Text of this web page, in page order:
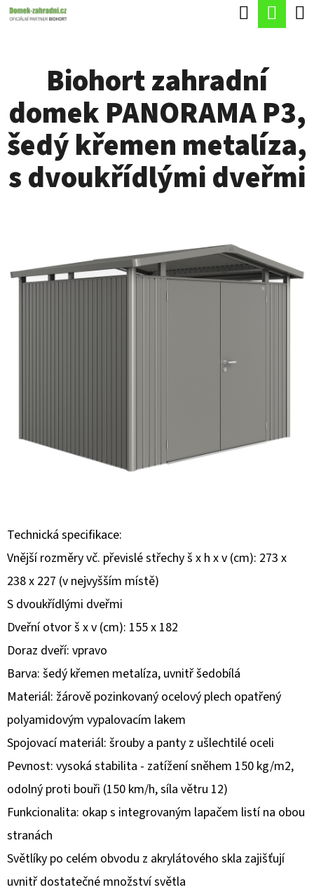
Přejít
Hledat
Biohort zahradní
domek PANORAMA P3,
šedý křemen metalíza,
s dvoukřídlými dveřmi
Technická specifikace:
Vnější rozměry vč. převislé střechy š x h x v (cm): 273 x
238 x 227 (v nejvyšším místě)
S dvoukřídlými dveřmi
Dveřní otvor š x v (cm): 155 x 182
Doraz dveří: vpravo
Barva: šedý křemen metalíza, uvnitř šedobílá
Materiál: žárově pozinkovaný ocelový plech opatřený
polyamidovým vypalovacím lakem
Spojovací materiál: šrouby a panty z ušlechtilé oceli
Pevnost: vysoká stabilita - zatížení sněhem 150 kg/m2,
odolný proti bouři (150 km/h, síla větru 12)
Funkcionalita: okap s integrovaným lapačem listí na obou
stranách
Světlíky po celém obvodu z akrylátového skla zajišťují
uvnitř dostatečné množství světla
K
KO
P
O
T
U
HLEDAT
D
O
P
O
R
U
Č
U
J
E
M
E